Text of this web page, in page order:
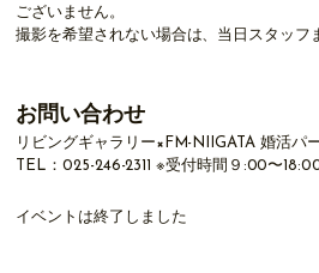
ございません。
撮影を希望されない場合は、当日スタッフ
お問い合わせ
リビングギャラリー×FM-NIIGATA 婚活
TEL：025-246-2311 ※受付時間９:00〜
イベントは終了しました